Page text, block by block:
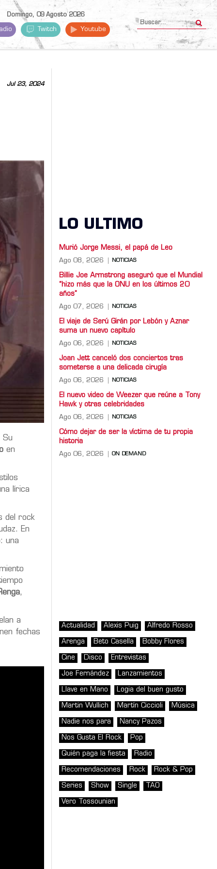
Domingo, 09 Agosto 2026
Twitch Youtube
Jul 23, 2024
Su
en
lírica
del rock
En
una
,
a
fechas
LO ULTIMO
Murió Jorge Messi, el papá de Leo
Ago 08, 2026 NOTICIAS
Billie Joe Armstrong aseguró que el Mundial
“hizo más que la ONU en los últimos 20
años”
Ago 07, 2026 NOTICIAS
El viaje de Serú Girán por Lebón y Aznar
suma un nuevo capítulo
Ago 06, 2026 NOTICIAS
Joan Jett canceló dos conciertos tras
someterse a una delicada cirugía
Ago 06, 2026 NOTICIAS
El nuevo video de Weezer que reúne a Tony
Hawk y otras celebridades
Ago 06, 2026 NOTICIAS
Cómo dejar de ser la víctima de tu propia
historia
Ago 06, 2026 ON DEMAND
Actualidad Alexis Puig Alfredo Rosso
Arenga Beto Casella Bobby Flores
Cine Disco Entrevistas
Joe Fernández Lanzamientos
Llave en Mano Logia del buen gusto
Martin Wullich Martín Ciccioli Música
Nadie nos para Nancy Pazos
Nos Gusta El Rock Pop
Quién paga la fiesta Radio
Recomendaciones Rock Rock & Pop
Series Show Single TAO
Vero Tossounian